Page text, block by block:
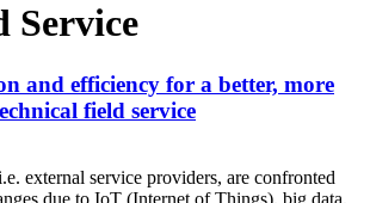
Service
and efficiency for a better, more
field service
external service providers, are confronted